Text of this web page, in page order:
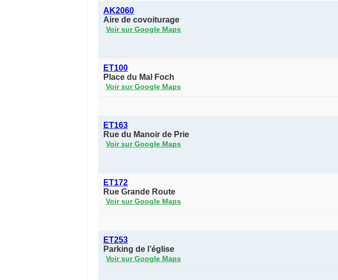
AK2060
Aire de covoiturage
Voir sur Google Maps
ET100
Place du Mal Foch
Voir sur Google Maps
ET163
Rue du Manoir de Prie
Voir sur Google Maps
ET172
Rue Grande Route
Voir sur Google Maps
ET253
Parking de l’église
Voir sur Google Maps